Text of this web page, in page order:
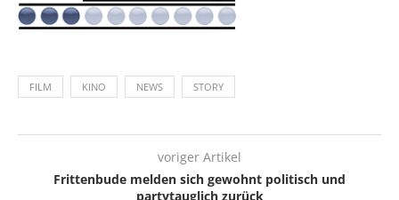
FILM KINO NEWS STORY
voriger Artikel
Frittenbude melden sich gewohnt politisch und
partytauglich zurück